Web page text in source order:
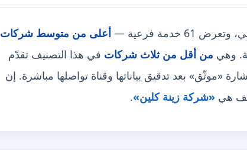
خدمة فرعية —
أعلى من متوسط شركات
من أقل من ثلاث شركات في هذا التصنيف تقدّم
بعد تدقيق بياناتها وقناة تواصلها مباشرة. إن
هي «شركة زينة كلين».